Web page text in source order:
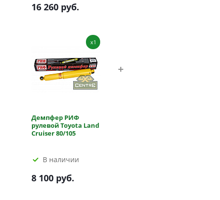
16 260 руб.
x1
Демпфер РИФ
рулевой Toyota Land
Cruiser 80/105
В наличии
8 100 руб.